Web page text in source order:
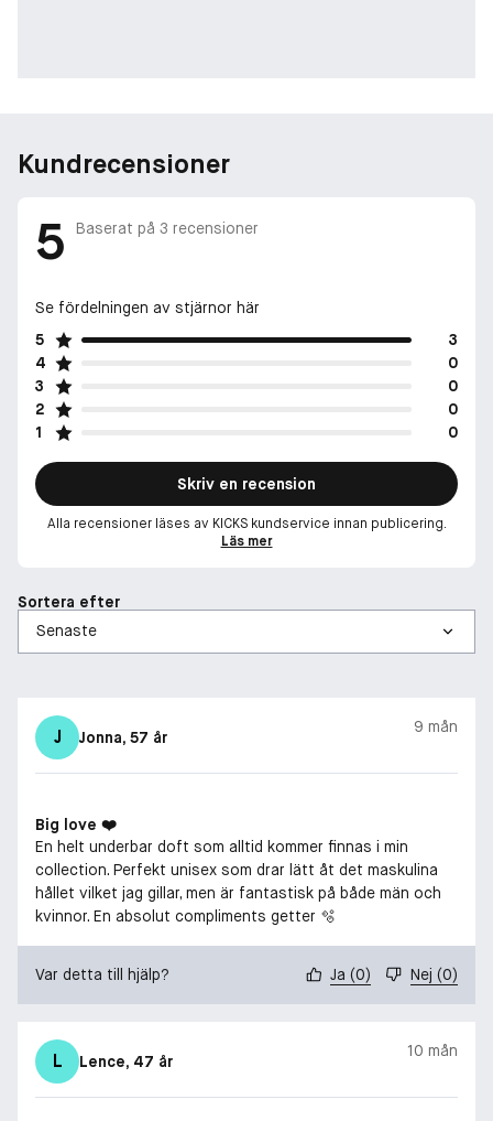
Kundrecensioner
5 Baserat på 3 recensioner
Se fördelningen av stjärnor här
5
3
4
0
3
0
2
0
1
0
Skriv en recension
Alla recensioner läses av KICKS kundservice innan publicering.
Läs mer
Sortera efter
J Jonna, 57 år
9 mån
Big love ❤️
En helt underbar doft som alltid kommer finnas i min
collection. Perfekt unisex som drar lätt åt det maskulina
hållet vilket jag gillar, men är fantastisk på både män och
kvinnor. En absolut compliments getter 🫧
Var detta till hjälp? Ja (0) Nej (0)
L Lence, 47 år
10 mån